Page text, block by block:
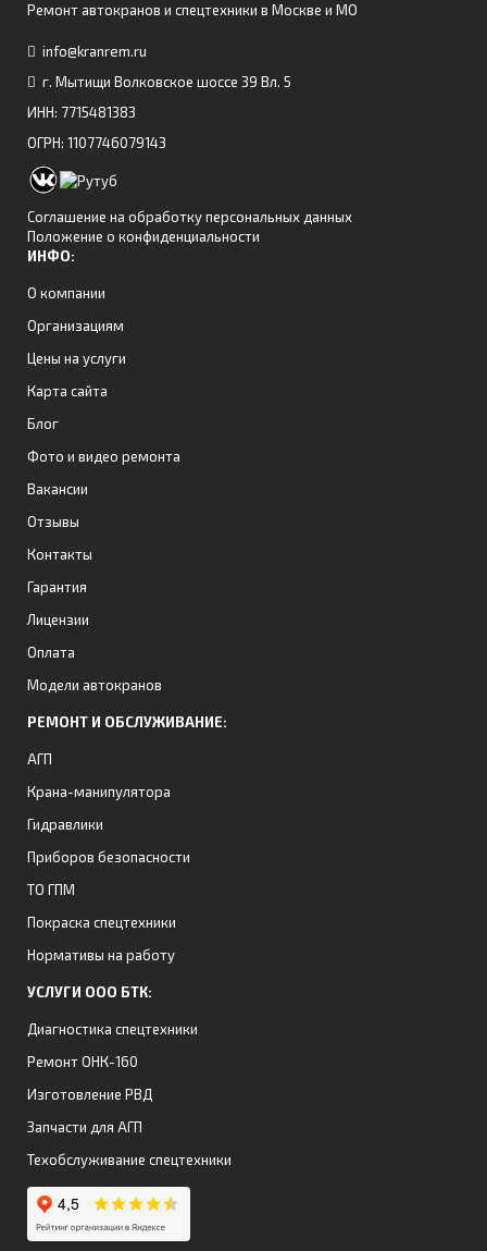
Ремонт автокранов и спецтехники в Москве и МО
info@kranrem.ru
г. Мытищи Волковское шоссе 39 Вл. 5
ИНН: 7715481383
ОГРН: 1107746079143
Соглашение на обработку персональных данных
Положение о конфиденциальности
ИНФО:
О компании
Организациям
Цены на услуги
Карта сайта
Блог
Фото и видео ремонта
Вакансии
Отзывы
Контакты
Гарантия
Лицензии
Оплата
Модели автокранов
РЕМОНТ И ОБСЛУЖИВАНИЕ:
АГП
Крана-манипулятора
Гидравлики
Приборов безопасности
ТО ГПМ
Покраска спецтехники
Нормативы на работу
УСЛУГИ ООО БТК:
Диагностика спецтехники
Ремонт ОНК-160
Изготовление РВД
Запчасти для АГП
Техобслуживание спецтехники